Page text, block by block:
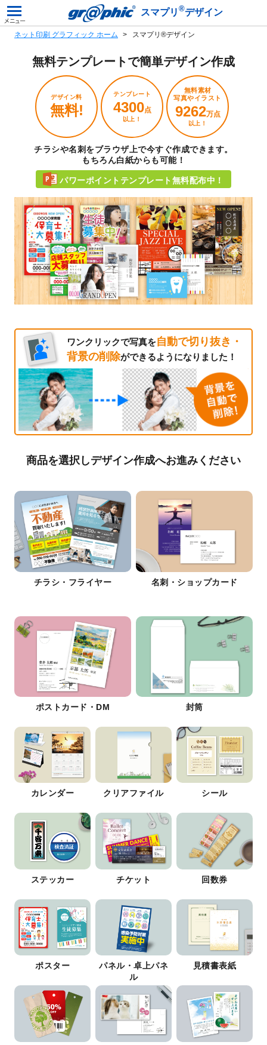
スマプリ ®デザイン
ネット印刷 グラフィック ホーム スマプリ®デザイン
無料テンプレートで簡単デザイン作成
デザイン料
無料!
テンプレート
4300点
以上！
無料素材
写真やイラスト
9262万点
以上！
チラシや名刺をブラウザ上で今すぐ作成できます。
もちろん白紙からも可能！
パワーポイントテンプレート無料配布中！
ワンクリックで写真を自動で切り抜き・
背景の削除ができるようになりました！
商品を選択しデザイン作成へお進みください
チラシ・フライヤー 名刺・ショップカード
ポストカード・DM 封筒
カレンダー クリアファイル シール
ステッカー チケット 回数券
ポスター
パネル・卓上パネ
ル
見積書表紙